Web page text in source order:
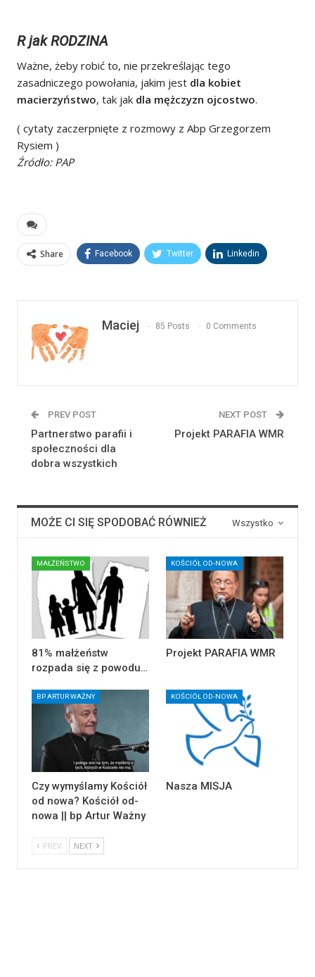
R jak RODZINA
Ważne, żeby robić to, nie przekreślając tego
zasadniczego powołania, jakim jest dla kobiet
macierzyństwo, tak jak dla mężczyzn ojcostwo.
( cytaty zaczerpnięte z rozmowy z Abp Grzegorzem
Rysiem )
Źródło: PAP
Share Facebook Twitter Linkedin
Maciej 85 Posts 0 Comments
PREV POST
Partnerstwo parafii i
społeczności dla
dobra wszystkich
NEXT POST
Projekt PARAFIA WMR
Wszystko
MOŻE CI SIĘ SPODOBAĆ RÓWNIEŻ
MAŁŻEŃSTWO
81% małżeństw
rozpada się z powodu…
KOŚCIÓŁ OD-NOWA
Projekt PARAFIA WMR
BP ARTUR WAŻNY
Czy wymyślamy Kościół
od nowa? Kościół od-
nowa || bp Artur Ważny
KOŚCIÓŁ OD-NOWA
Nasza MISJA
PREV NEXT